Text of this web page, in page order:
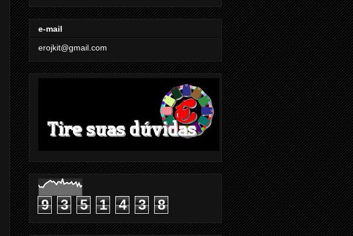
e-mail
erojkit@gmail.com
9 3 5 1 4 3 8